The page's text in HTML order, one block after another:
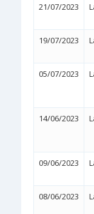
21/07/2023
19/07/2023
05/07/2023
14/06/2023
09/06/2023
08/06/2023